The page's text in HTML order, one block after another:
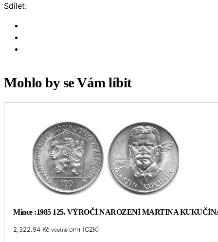
Sdílet:
Mohlo by se Vám líbit
Mince :1985 125. VÝROČÍ NAROZENÍ MARTINA
2,322.94 Kč včetně DPH (CZK)